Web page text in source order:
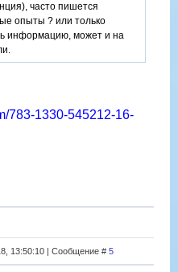
часто пишется
опыты ? или только
информацию, может и на
783-1330-545212-16-
13:50:10 | Сообщение # 5